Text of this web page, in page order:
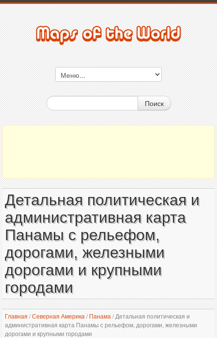
Поиск
Детальная политическая и
административная карта
Панамы с рельефом,
дорогами, железными
дорогами и крупными
городами
Главная /Северная Америка / Панама /Детальная политическая и
административная карта Панамы с рельефом, дорогами, железными
дорогами и крупными городами